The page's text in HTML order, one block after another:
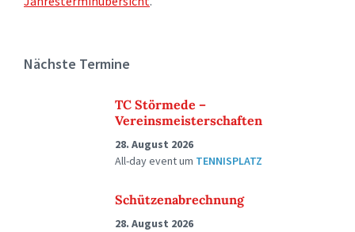
Nächste Termine
TC Störmede –
Vereinsmeisterschaften
28. August 2026
All-day eventum TENNISPLATZ
Schützenabrechnung
28. August 2026